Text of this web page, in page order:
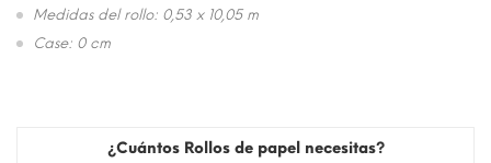
Medidas del rollo: 0,53 x 10,05 m
Case: 0 cm
¿Cuántos Rollos de papel necesitas?